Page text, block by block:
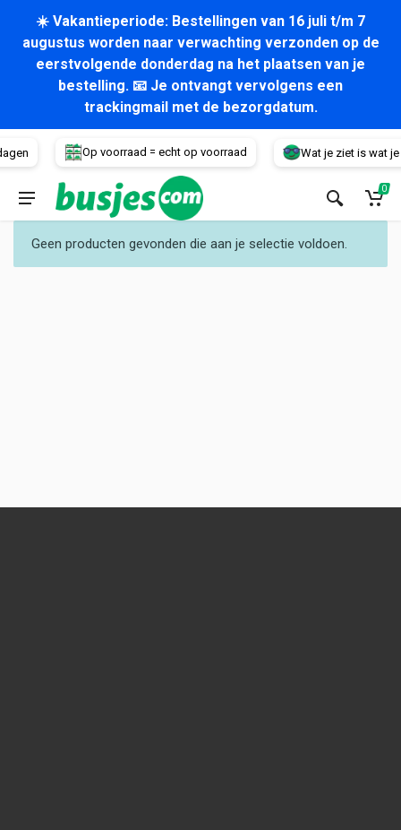
☀️ Vakantieperiode: Bestellingen van 16 juli t/m 7
augustus worden naar verwachting verzonden op de
eerstvolgende donderdag na het plaatsen van je
bestelling. 📧 Je ontvangt vervolgens een
trackingmail met de bezorgdatum.
Op voorraad = echt op voorraad Wat je ziet is wat je
Voertuig
0
Geen producten gevonden die aan je selectie voldoen.